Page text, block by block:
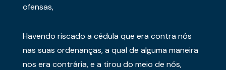
ofensas,
Havendo riscado a cédula que era contra nós
nas suas ordenanças, a qual de alguma maneira
nos era contrária, e a tirou do meio de nós,